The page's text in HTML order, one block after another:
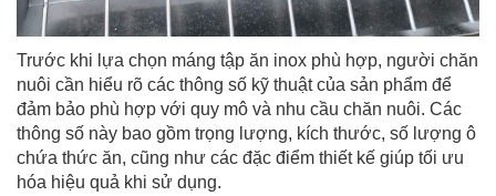
Trước khi lựa chọn máng tập ăn inox phù hợp, người chăn
nuôi cần hiểu rõ các thông số kỹ thuật của sản phẩm để
đảm bảo phù hợp với quy mô và nhu cầu chăn nuôi. Các
thông số này bao gồm trọng lượng, kích thước, số lượng ô
chứa thức ăn, cũng như các đặc điểm thiết kế giúp tối ưu
hóa hiệu quả khi sử dụng.